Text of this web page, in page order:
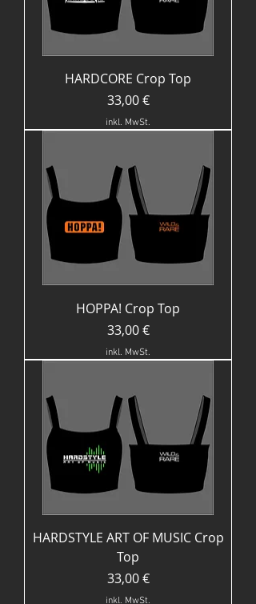
HARDCORE Crop Top
Preis
33,00 €
inkl. MwSt.
HOPPA! Crop Top
Preis
33,00 €
inkl. MwSt.
HARDSTYLE ART OF MUSIC Crop
Top
Preis
33,00 €
inkl. MwSt.